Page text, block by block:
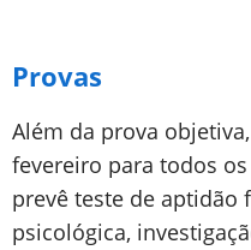
Provas
Além da prova
fevereiro para todos
prevê teste de aptidão
psicológica,